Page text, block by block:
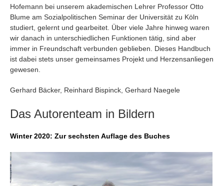
Hofemann bei unserem akademischen Lehrer Professor Otto
Blume am Sozialpolitischen Seminar der Universität zu Köln
studiert, gelernt und gearbeitet. Über viele Jahre hinweg waren
wir danach in unterschiedlichen Funktionen tätig, sind aber
immer in Freundschaft verbunden geblieben. Dieses Handbuch
ist dabei stets unser gemeinsames Projekt und Herzensanliegen
gewesen.
Gerhard Bäcker, Reinhard Bispinck, Gerhard Naegele
Das Autorenteam in Bildern
Winter 2020: Zur sechsten Auflage des Buches